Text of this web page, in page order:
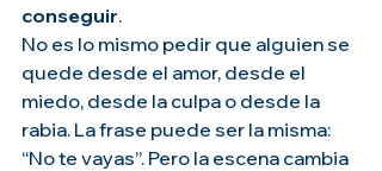
conseguir.
No es lo mismo pedir que alguien se
quede desde el amor, desde el
miedo, desde la culpa o desde la
rabia. La frase puede ser la misma:
“No te vayas”. Pero la escena cambia